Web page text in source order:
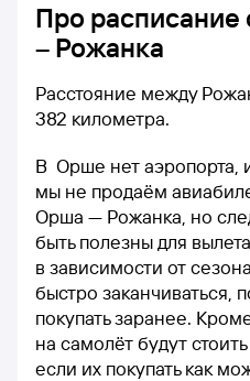
Про
– Рожанка
Расстояние между
382 километра.
В Орше нет аэропорта,
мы не продаём
Орша — Рожанка, но
быть полезны для
в зависимости от
быстро заканчиваться,
покупать заранее.
на самолёт будут
если их покупать как